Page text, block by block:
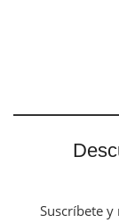
Suscríbete